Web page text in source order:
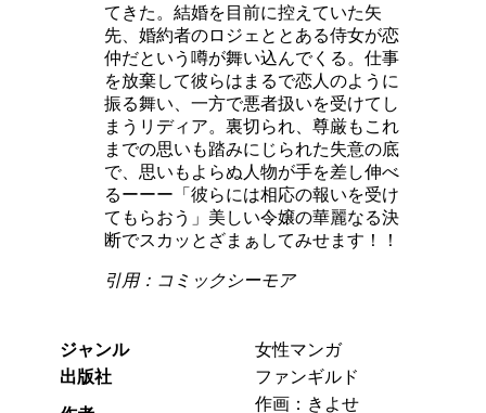
てきた。結婚を目前に控えていた矢
先、婚約者のロジェととある侍女が恋
仲だという噂が舞い込んでくる。仕事
を放棄して彼らはまるで恋人のように
振る舞い、一方で悪者扱いを受けてし
まうリディア。裏切られ、尊厳もこれ
までの思いも踏みにじられた失意の底
で、思いもよらぬ人物が手を差し伸べ
るーーー「彼らには相応の報いを受け
てもらおう」美しい令嬢の華麗なる決
断でスカッとざまぁしてみせます！！
引用：コミックシーモア
ジャンル
女性マンガ
出版社
ファンギルド
作画：きよせ